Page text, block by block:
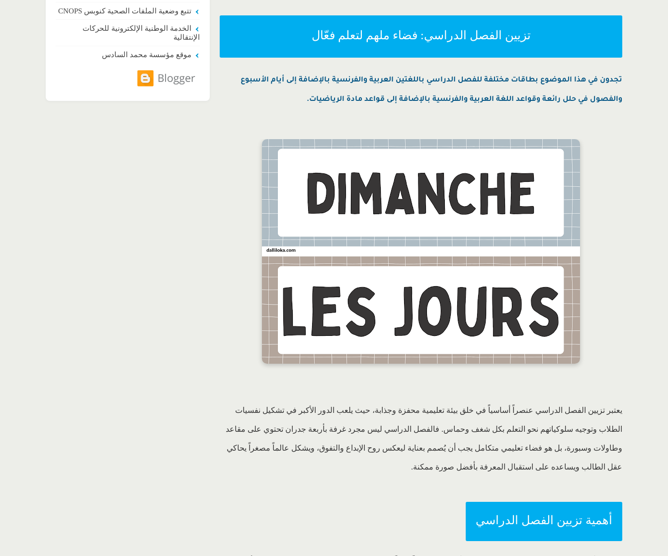
تزيين الفصل الدراسي: فضاء ملهم لتعلم فعّال
تجدون في هذا الموضوع بطاقات مختلفة للفصل الدراسي باللغتين العربية والفرنسية بالإضافة إلى أيام الأسبوع
والفصول في حلل رائعة وقواعد اللغة العربية والفرنسية بالإضافة إلى قواعد مادة الرياضيات.
يعتبر تزيين الفصل الدراسي عنصراً أساسياً في خلق بيئة تعليمية محفزة وجذابة، حيث يلعب الدور الأكبر في تشكيل نفسيات
الطلاب وتوجيه سلوكياتهم نحو التعلم بكل شغف وحماس. فالفصل الدراسي ليس مجرد غرفة بأربعة جدران تحتوي على مقاعد
وطاولات وسبورة، بل هو فضاء تعليمي متكامل يجب أن يُصمم بعناية ليعكس روح الإبداع والتفوق، ويشكل عالماً مصغراً يحاكي
عقل الطالب ويساعده على استقبال المعرفة بأفضل صورة ممكنة.
أهمية تزيين الفصل الدراسي
تتبع وضعية الملفات الصحية كنوبس CNOPS
الخدمة الوطنية الإلكترونية للحركات
الإنتقالية
موقع مؤسسة محمد السادس